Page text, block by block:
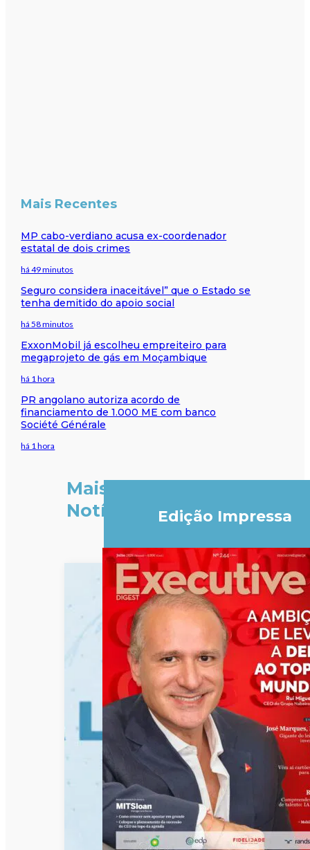
Mais Recentes
MP cabo-verdiano acusa ex-coordenador
estatal de dois crimes
há 49 minutos
Seguro considera inaceitável” que o Estado se
tenha demitido do apoio social
há 58 minutos
ExxonMobil já escolheu empreiteiro para
megaprojeto de gás em Moçambique
há 1 hora
PR angolano autoriza acordo de
financiamento de 1.000 ME com banco
Société Générale
há 1 hora
Mais
Notícias
Edição Impressa